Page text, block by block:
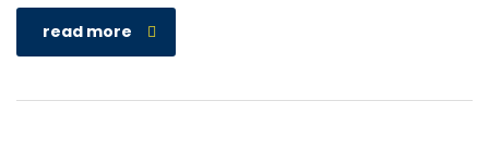
read more